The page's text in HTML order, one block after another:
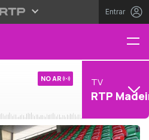
Entrar
NO AR TV
RTP